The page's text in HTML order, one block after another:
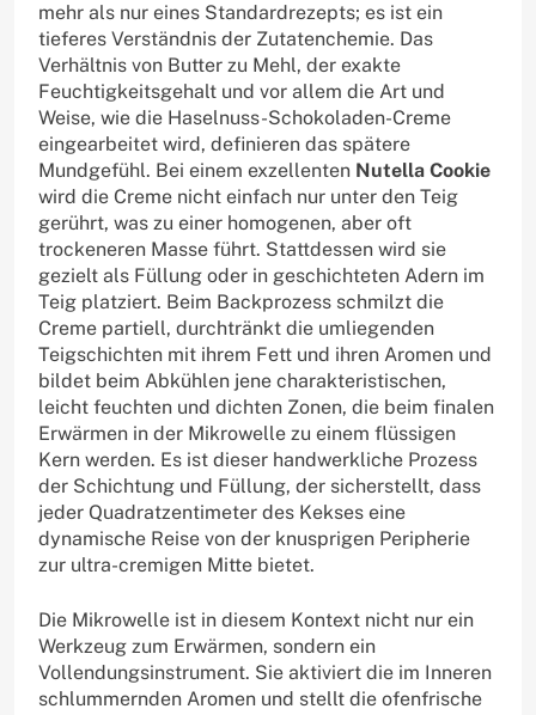
mehr als nur eines Standardrezepts; es ist ein
tieferes Verständnis der Zutatenchemie. Das
Verhältnis von Butter zu Mehl, der exakte
Feuchtigkeitsgehalt und vor allem die Art und
Weise, wie die Haselnuss-Schokoladen-Creme
eingearbeitet wird, definieren das spätere
Mundgefühl. Bei einem exzellenten Nutella Cookie
wird die Creme nicht einfach nur unter den Teig
gerührt, was zu einer homogenen, aber oft
trockeneren Masse führt. Stattdessen wird sie
gezielt als Füllung oder in geschichteten Adern im
Teig platziert. Beim Backprozess schmilzt die
Creme partiell, durchtränkt die umliegenden
Teigschichten mit ihrem Fett und ihren Aromen und
bildet beim Abkühlen jene charakteristischen,
leicht feuchten und dichten Zonen, die beim finalen
Erwärmen in der Mikrowelle zu einem flüssigen
Kern werden. Es ist dieser handwerkliche Prozess
der Schichtung und Füllung, der sicherstellt, dass
jeder Quadratzentimeter des Kekses eine
dynamische Reise von der knusprigen Peripherie
zur ultra-cremigen Mitte bietet.
Die Mikrowelle ist in diesem Kontext nicht nur ein
Werkzeug zum Erwärmen, sondern ein
Vollendungsinstrument. Sie aktiviert die im Inneren
schlummernden Aromen und stellt die ofenfrische